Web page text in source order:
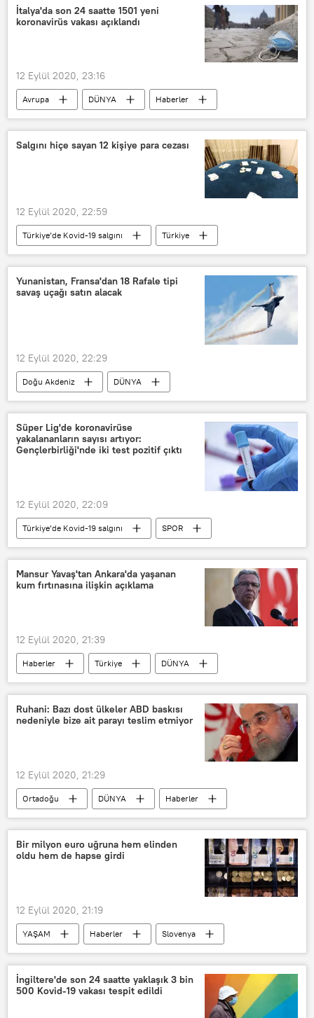
Taliban
Taliban'la müzakereler
Abdullah Abdullah
Mike Pompeo
İtalya'da son 24 saatte 1501 yeni
koronavirüs vakası açıklandı
12 Eylül 2020, 23:16
Avrupa DÜNYA
Haberler
KORONAVİRÜS
İtalya
Koronavirüs
Kovid-19
vaka
Salgını hiçe sayan 12 kişiye para cezası
12 Eylül 2020, 22:59
Türkiye’de Kovid-19 salgını
Türkiye
DÜNYA
Haberler
KORONAVİRÜS
Kırıkkale
kahvehane
İdari para cezası
Yunanistan, Fransa'dan 18 Rafale tipi
savaş uçağı satın alacak
12 Eylül 2020, 22:29
Doğu Akdeniz
DÜNYA
Haberler
Avrupa
SAVUNMA
Yunanistan
Kiryakos Miçotakis
Fransa
Rafale
Savaş uçağı
Süper Lig'de koronavirüse
yakalananların sayısı artıyor:
Gençlerbirliği'nde iki test pozitif çıktı
12 Eylül 2020, 22:09
Türkiye’de Kovid-19 salgını
SPOR
YAŞAM
Haberler
KORONAVİRÜS
Süper Lig
Koronavirüs
Kovid-19
Mansur Yavaş'tan Ankara'da yaşanan
kum fırtınasına ilişkin açıklama
12 Eylül 2020, 21:39
Haberler Türkiye
DÜNYA
Ankara
Polatlı
Mansur Yavaş
Kum fırtınası
Mevsimlik işçi
Ruhani: Bazı dost ülkeler ABD baskısı
nedeniyle bize ait parayı teslim etmiyor
12 Eylül 2020, 21:29
Ortadoğu DÜNYA
Haberler
İran
ABD
Koronavirüs
Banka
Para Döviz
Bir milyon euro uğruna hem elinden
oldu hem de hapse girdi
12 Eylül 2020, 21:19
YAŞAM Haberler
Slovenya
Hapis cezası
Sigorta Euro
İngiltere'de son 24 saatte yaklaşık 3 bin
500 Kovid-19 vakası tespit edildi